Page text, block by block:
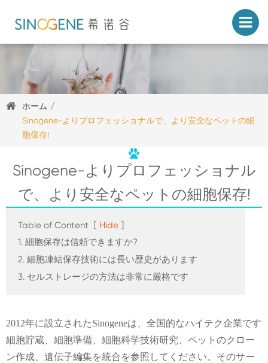
ホーム
Sinogene-よりプロフェッショナルで、より安全なペットの細
胞保存!
Sinogene-よりプロフェッショナル
で、より安全なペットの細胞保存!
Table of Content [ Hide ]
1. 細胞保存は信頼できますか?
2. 細胞凍結保存技術には長い歴史があります
3. セルストレージの方法は非常に厳格です
2012年に設立されたSinogeneは、全国的なハイテク企業です
細胞貯蔵、細胞準備、細胞科学技術研究、ペットのクロー
ン作成、遺伝子編集を統合を参照してください。 そのサー